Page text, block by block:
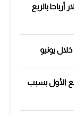
مليون دولار أرباحا بالربع
4.6% في الربع الأول بسبب